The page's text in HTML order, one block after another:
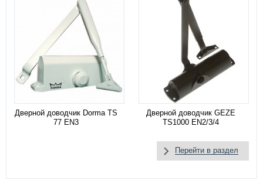
Дверной доводчик Dorma TS
77 EN3
Дверной доводчик GEZE
TS1000 EN2/3/4
Перейти в раздел